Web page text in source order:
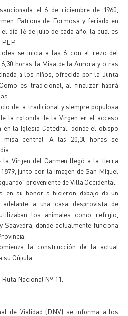
el 6 de diciembre de 1960,
Patrona de Formosa y feriado en
día 16 de julio de cada año, la cual es
se inicia a las 6 con el rezo del
horas la Misa de la Aurora y otras
a los niños, ofrecida por la Junta
es tradicional, al finalizar habrá
de la tradicional y siempre populosa
la rotonda de la Virgen en el acceso
la Iglesia Catedral, donde el obispo
misa central. A las 20,30 horas se
la Virgen del Carmen llegó a la tierra
junto con la imagen de San Miguel
proveniente de Villa Occidental.
en su honor s hicieron debajo de un
a una casa desprovista de
los animales como refugio,
Saavedra, donde actualmente funciona
la construcción de la actual
Cúpula.
Nacional Nº 11.
de Vialidad (DNV) se informa a los